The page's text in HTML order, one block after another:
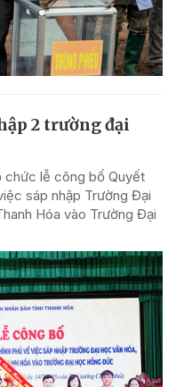
2 trường đại
chức lễ công bố Quyết
sáp nhập Trường Đại
Hóa vào Trường Đại